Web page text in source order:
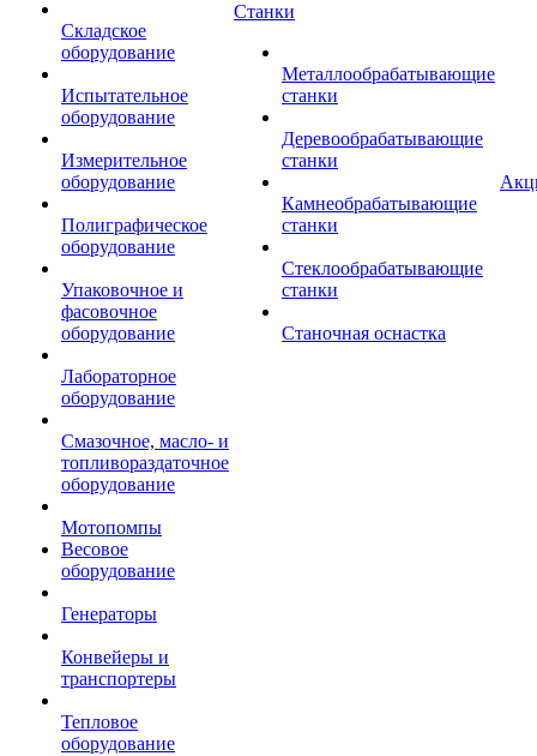
Складское
оборудование
Испытательное
оборудование
Измерительное
оборудование
Полиграфическое
оборудование
Упаковочное и
фасовочное
оборудование
Лабораторное
оборудование
Смазочное, масло- и
топливораздаточное
оборудование
Мотопомпы
Весовое
оборудование
Генераторы
Конвейеры и
транспортеры
Тепловое
оборудование
Станки
Металлообрабатывающие
станки
Деревообрабатывающие
станки
Камнеобрабатывающие
станки
Стеклообрабатывающие
станки
Станочная оснастка